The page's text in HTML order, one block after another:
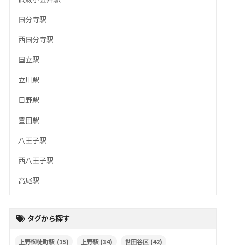
国分寺駅
西国分寺駅
国立駅
立川駅
日野駅
豊田駅
八王子駅
西八王子駅
高尾駅
タグから探す
上野御徒町駅 (15) 上野駅 (34) 世田谷区(42)